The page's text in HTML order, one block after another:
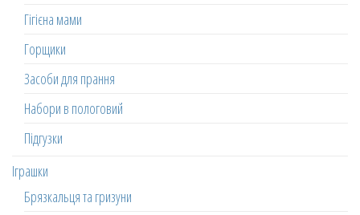
Гігієна мами
Горщики
Засоби для прання
Набори в пологовий
Підгузки
Іграшки
Брязкальця та гризуни